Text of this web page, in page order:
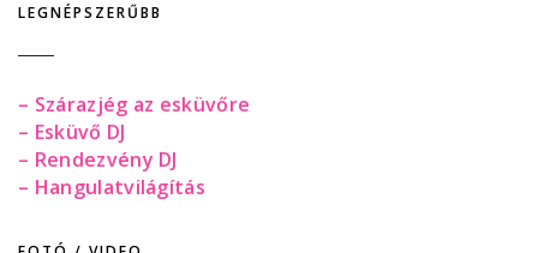
LEGNÉPSZERŰBB
– Szárazjég az esküvőre
– Esküvő DJ
– Rendezvény DJ
– Hangulatvilágítás